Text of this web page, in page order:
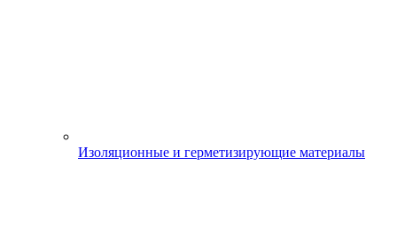
Изоляционные и герметизирующие материалы